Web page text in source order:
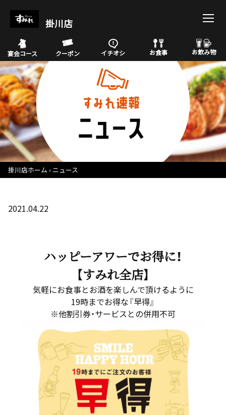
掛川店
宴会コース クーポン イチオシ お食事 お飲み物
掛川店ホーム ニュース
2021.04.22
ハッピーアワーでお得に！
【すみれ全店】
気軽にお食事とお酒を楽しんで頂けるように
19時までお得な『早得』
※他割引券・サービスとの併用不可